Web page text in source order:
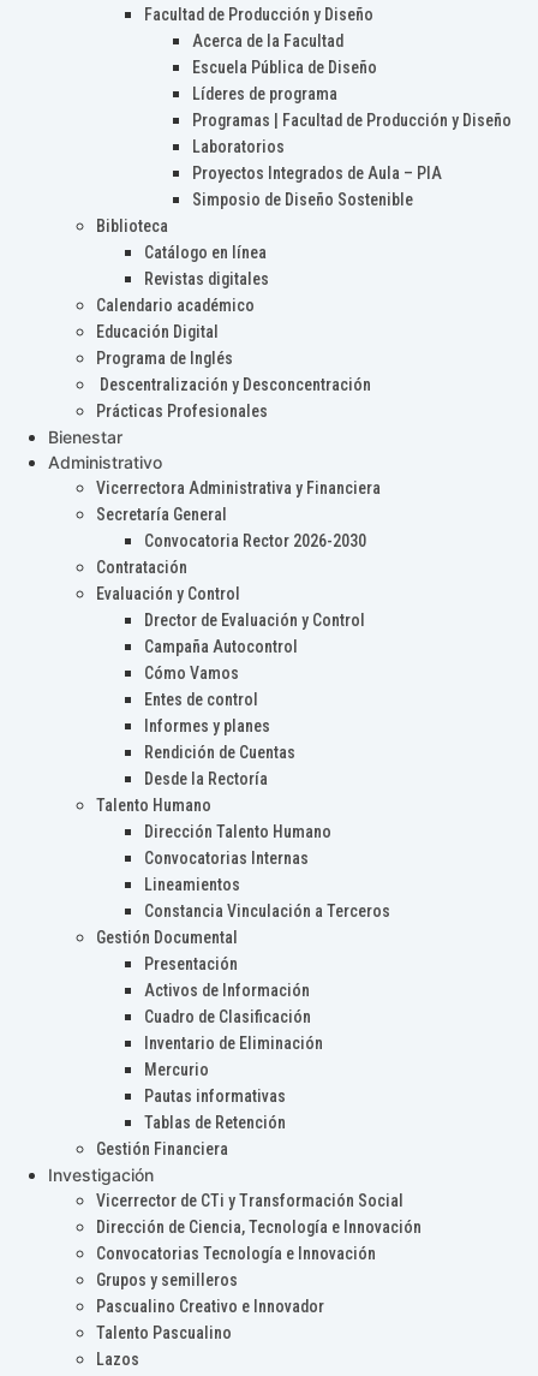
Facultad de Producción y Diseño
Acerca de la Facultad
Escuela Pública de Diseño
Líderes de programa
Programas | Facultad de Producción y Diseño
Laboratorios
Proyectos Integrados de Aula – PIA
Simposio de Diseño Sostenible
Biblioteca
Catálogo en línea
Revistas digitales
Calendario académico
Educación Digital
Programa de Inglés
Descentralización y Desconcentración
Prácticas Profesionales
Bienestar
Administrativo
Vicerrectora Administrativa y Financiera
Secretaría General
Convocatoria Rector 2026-2030
Contratación
Evaluación y Control
Drector de Evaluación y Control
Campaña Autocontrol
Cómo Vamos
Entes de control
Informes y planes
Rendición de Cuentas
Desde la Rectoría
Talento Humano
Dirección Talento Humano
Convocatorias Internas
Lineamientos
Constancia Vinculación a Terceros
Gestión Documental
Presentación
Activos de Información
Cuadro de Clasificación
Inventario de Eliminación
Mercurio
Pautas informativas
Tablas de Retención
Gestión Financiera
Investigación
Vicerrector de CTi y Transformación Social
Dirección de Ciencia, Tecnología e Innovación
Convocatorias Tecnología e Innovación
Grupos y semilleros
Pascualino Creativo e Innovador
Talento Pascualino
Lazos